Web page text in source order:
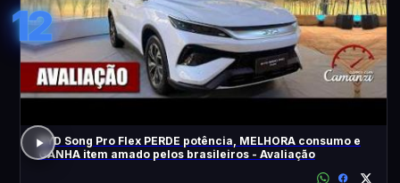
12
BYD Song Pro Flex PERDE potência, MELHORA consumo e
GANHA item amado pelos brasileiros - Avaliação